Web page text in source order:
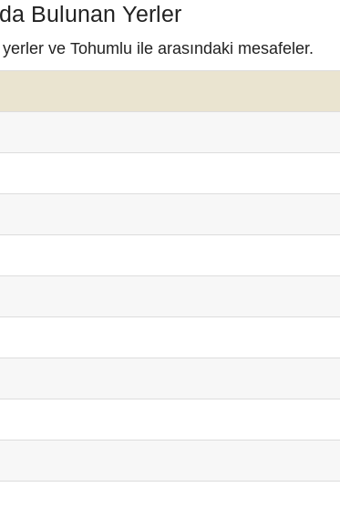
Bulunan Yerler
ve Tohumlu ile arasındaki mesafeler.